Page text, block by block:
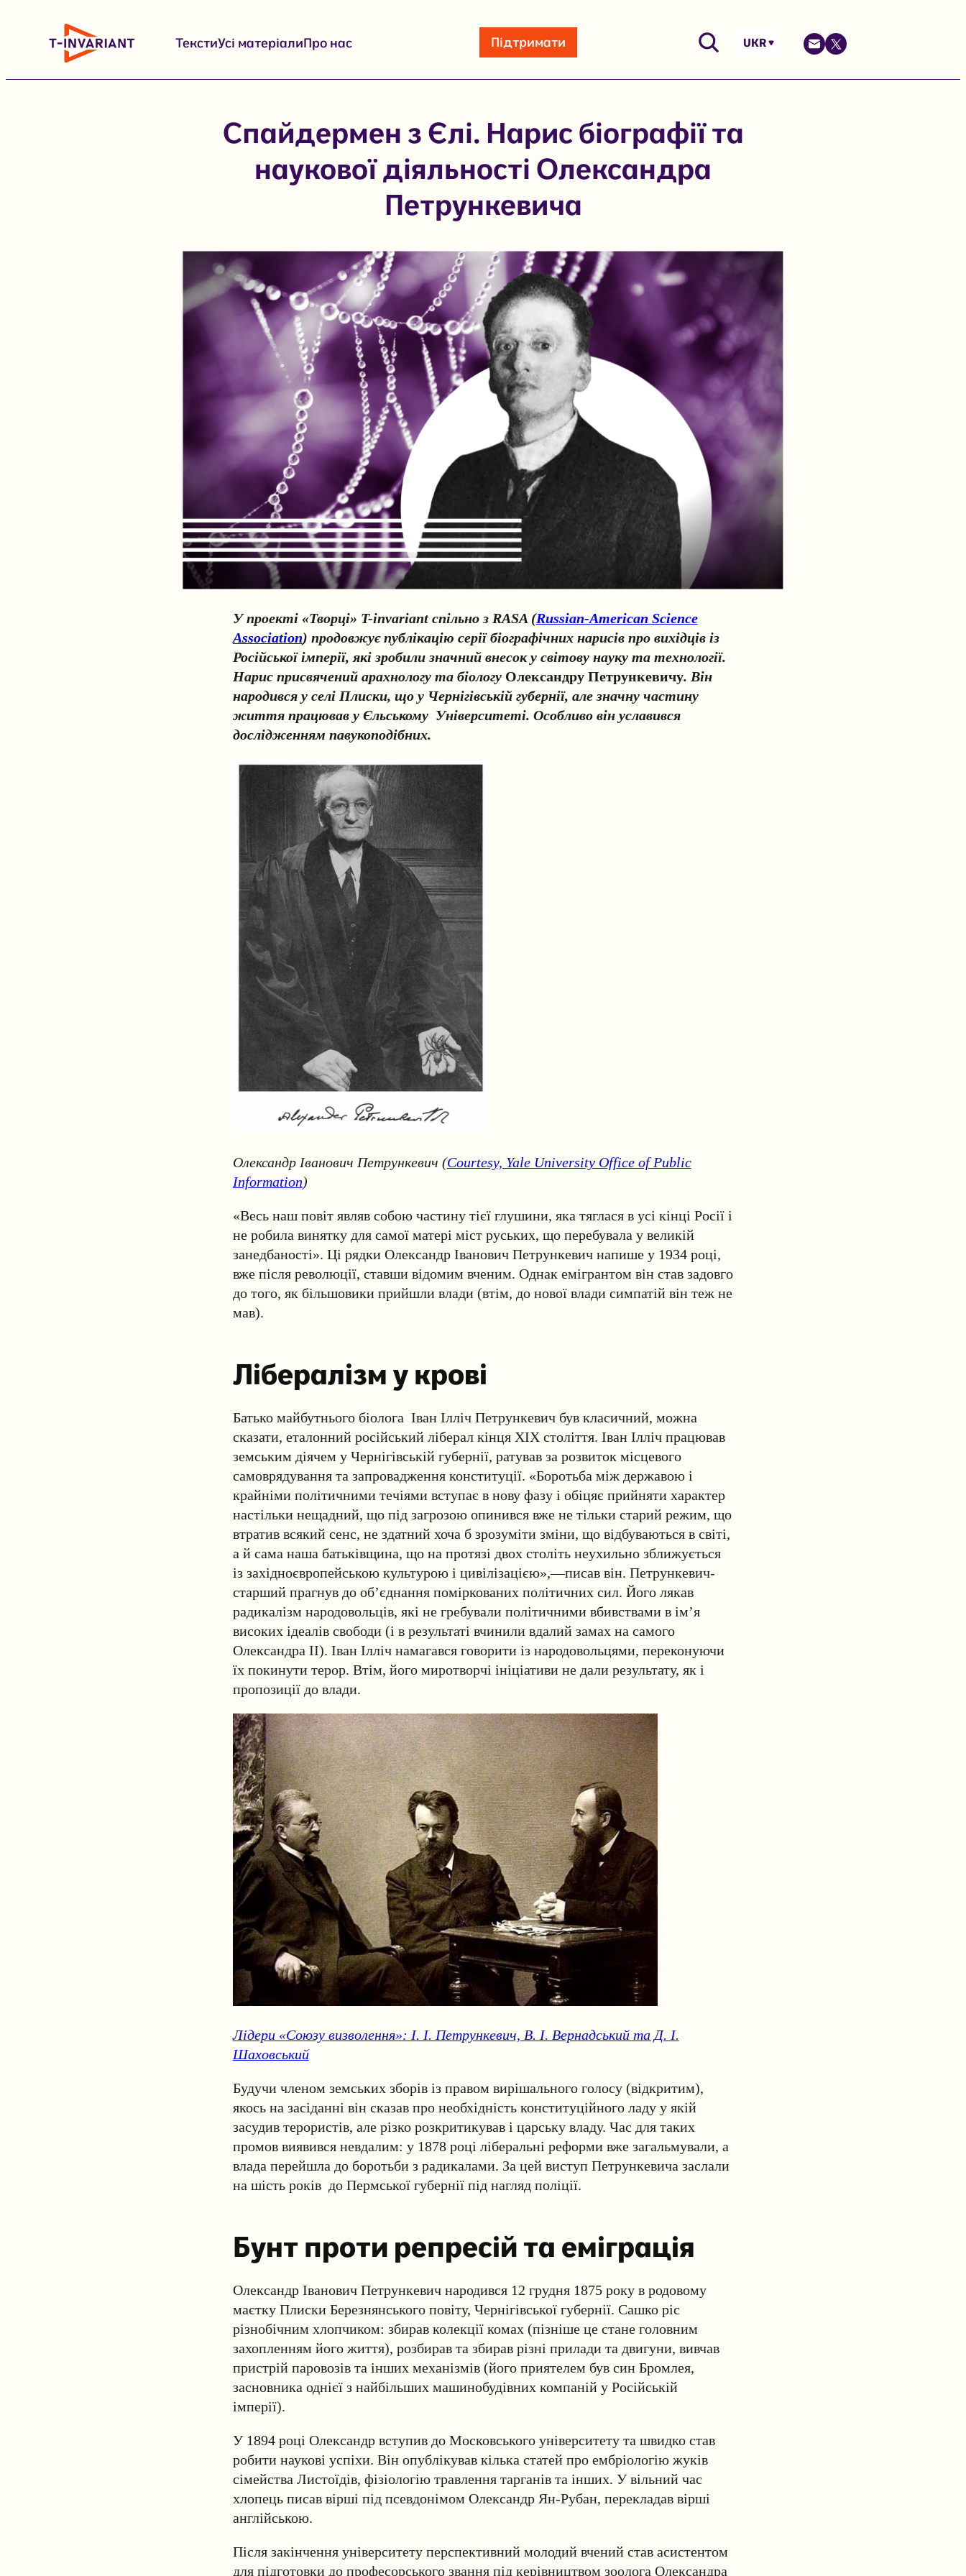
ТекстиУсі матеріалиПро нас Підтримати UKR
Спайдермен з Єлі. Нарис біографії та
наукової діяльності Олександра
Петрункевича
У проекті «Творці» T-invariant спільно з RASA (Russian-American Science
Association) продовжує публікацію серії біографічних нарисів про вихідців із
Російської імперії, які зробили значний внесок у світову науку та технології.
Нарис присвячений арахнологу та біологу Олександру Петрункевичу. Він
народився у селі Плиски, що у Чернігівській губернії, але значну частину
життя працював у Єльському Університеті. Особливо він уславився
дослідженням павукоподібних.
Oлександр Iванович Петрункевич (Courtesy, Yale University Office of Public
Information)
«Весь наш повіт являв собою частину тієї глушини, яка тяглася в усі кінці Росії і
не робила винятку для самої матері міст руських, що перебувала у великій
занедбаності». Ці рядки Олександр Іванович Петрункевич напише у 1934 році,
вже після революції, ставши відомим вченим. Однак емігрантом він став задовго
до того, як більшовики прийшли влади (втім, до нової влади симпатій він теж не
мав).
Лібералізм у крові
Батько майбутнього біолога Іван Ілліч Петрункевич був класичний, можна
сказати, еталонний російський ліберал кінця XIX століття. Іван Ілліч працював
земським діячем у Чернігівській губернії, ратував за розвиток місцевого
самоврядування та запровадження конституції. «Боротьба між державою і
крайніми політичними течіями вступає в нову фазу і обіцяє прийняти характер
настільки нещадний, що під загрозою опинився вже не тільки старий режим, що
втратив всякий сенс, не здатний хоча б зрозуміти зміни, що відбуваються в світі,
а й сама наша батьківщина, що на протязі двох століть неухильно зближується
із західноєвропейською культурою і цивілізацією»,—писав він. Петрункевич-
старший прагнув до об’єднання поміркованих політичних сил. Його лякав
радикалізм народовольців, які не гребували політичними вбивствами в ім’я
високих ідеалів свободи (і в результаті вчинили вдалий замах на самого
Олександра II). Іван Ілліч намагався говорити із народовольцями, переконуючи
їх покинути терор. Втім, його миротворчі ініціативи не дали результату, як і
пропозиції до влади.
Лідери «Союзу визволення»: І. І. Петрункевич, В. І. Вернадський та Д. І.
Шаховський
Будучи членом земських зборів із правом вирішального голосу (відкритим),
якось на засіданні він сказав про необхідність конституційного ладу у якій
засудив терористів, але різко розкритикував і царську владу. Час для таких
промов виявився невдалим: у 1878 році ліберальні реформи вже загальмували, а
влада перейшла до боротьби з радикалами. За цей виступ Петрункевича заслали
на шість років до Пермської губернії під нагляд поліції.
Бунт проти репресій та еміграція
Олександр Іванович Петрункевич народився 12 грудня 1875 року в родовому
маєтку Плиски Березнянського повіту, Чернігівської губернії. Сашко ріс
різнобічним хлопчиком: збирав колекції комах (пізніше це стане головним
захопленням його життя), розбирав та збирав різні прилади та двигуни, вивчав
пристрій паровозів та інших механізмів (його приятелем був син Бромлея,
засновника однієї з найбільших машинобудівних компаній у Російській
імперії).
У 1894 році Олександр вступив до Московського університету та швидко став
робити наукові успіхи. Він опублікував кілька статей про ембріологію жуків
сімейства Листоїдів, фізіологію травлення тарганів та інших. У вільний час
хлопець писав вірші під псевдонімом Олександр Ян-Рубан, перекладав вірші
англійською.
Після закінчення університету перспективний молодий вчений став асистентом
для підготовки до професорського звання під керівництвом зоолога Олександра